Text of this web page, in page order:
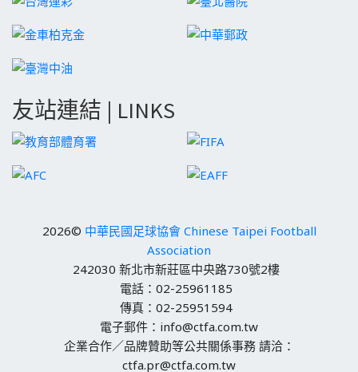
友站連結 | LINKS
2026© 中華民國足球協會 Chinese Taipei Football
Association
242030 新北市新莊區中央路730號2樓
電話：02-25961185
傳真：02-25951594
電子郵件：info@ctfa.com.tw
企業合作／品牌贊助等公共關係事務 請洽：
ctfa.pr@ctfa.com.tw